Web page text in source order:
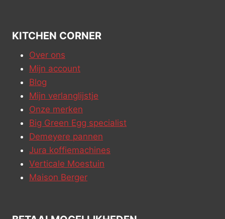
KITCHEN CORNER
Over ons
Mijn account
Blog
Mijn verlanglijstje
Onze merken
Big Green Egg specialist
Demeyere pannen
Jura koffiemachines
Verticale Moestuin
Maison Berger